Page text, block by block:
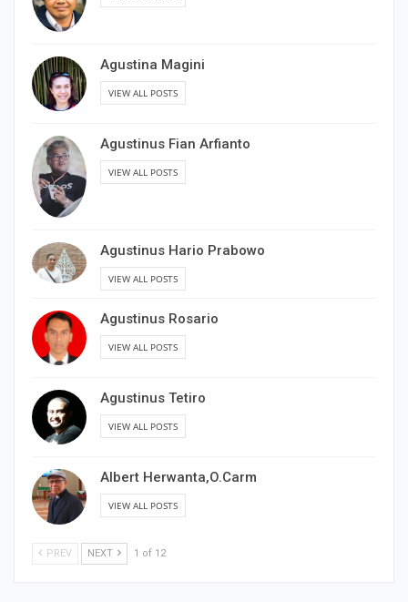
Agustina Magini
VIEW ALL POSTS
Agustinus Fian Arfianto
VIEW ALL POSTS
Agustinus Hario Prabowo
VIEW ALL POSTS
Agustinus Rosario
VIEW ALL POSTS
Agustinus Tetiro
VIEW ALL POSTS
Albert Herwanta,O.Carm
VIEW ALL POSTS
PREV NEXT 1 of 12